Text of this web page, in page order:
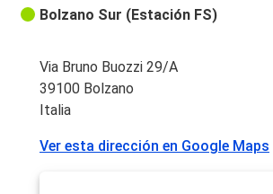
Bolzano Sur (Estación FS)
Via Bruno Buozzi 29/A
39100 Bolzano
Italia
Ver esta dirección en Google Maps